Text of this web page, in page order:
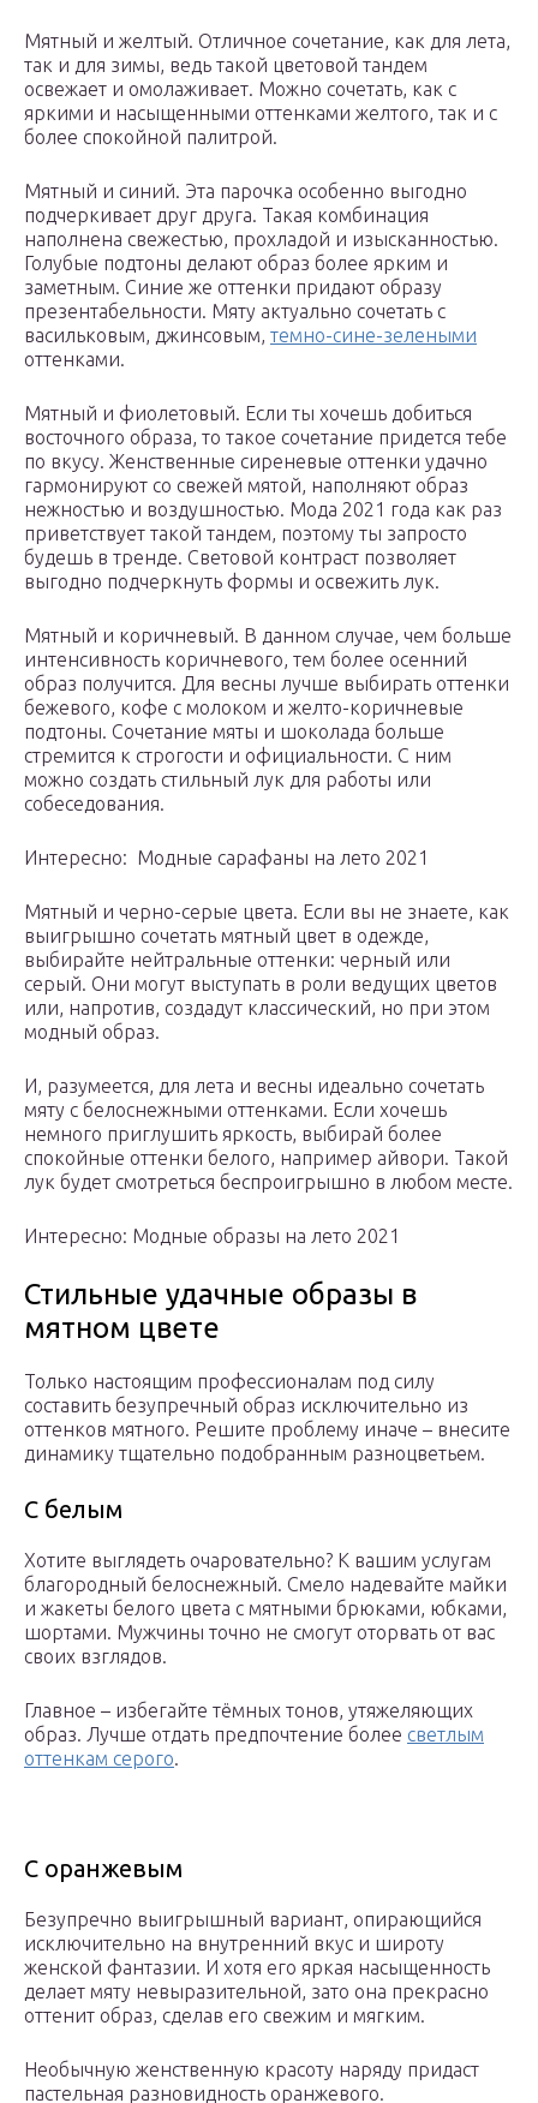
Мятный и желтый. Отличное сочетание, как для лета,
так и для зимы, ведь такой цветовой тандем
освежает и омолаживает. Можно сочетать, как с
яркими и насыщенными оттенками желтого, так и с
более спокойной палитрой.
Мятный и синий. Эта парочка особенно выгодно
подчеркивает друг друга. Такая комбинация
наполнена свежестью, прохладой и изысканностью.
Голубые подтоны делают образ более ярким и
заметным. Синие же оттенки придают образу
презентабельности. Мяту актуально сочетать с
васильковым, джинсовым, темно-сине-зелеными
оттенками.
Мятный и фиолетовый. Если ты хочешь добиться
восточного образа, то такое сочетание придется тебе
по вкусу. Женственные сиреневые оттенки удачно
гармонируют со свежей мятой, наполняют образ
нежностью и воздушностью. Мода 2021 года как раз
приветствует такой тандем, поэтому ты запросто
будешь в тренде. Световой контраст позволяет
выгодно подчеркнуть формы и освежить лук.
Мятный и коричневый. В данном случае, чем больше
интенсивность коричневого, тем более осенний
образ получится. Для весны лучше выбирать оттенки
бежевого, кофе с молоком и желто-коричневые
подтоны. Сочетание мяты и шоколада больше
стремится к строгости и официальности. С ним
можно создать стильный лук для работы или
собеседования.
Интересно: Модные сарафаны на лето 2021
Мятный и черно-серые цвета. Если вы не знаете, как
выигрышно сочетать мятный цвет в одежде,
выбирайте нейтральные оттенки: черный или
серый. Они могут выступать в роли ведущих цветов
или, напротив, создадут классический, но при этом
модный образ.
И, разумеется, для лета и весны идеально сочетать
мяту с белоснежными оттенками. Если хочешь
немного приглушить яркость, выбирай более
спокойные оттенки белого, например айвори. Такой
лук будет смотреться беспроигрышно в любом месте.
Интересно: Модные образы на лето 2021
Стильные удачные образы в
мятном цвете
Только настоящим профессионалам под силу
составить безупречный образ исключительно из
оттенков мятного. Решите проблему иначе – внесите
динамику тщательно подобранным разноцветьем.
С белым
Хотите выглядеть очаровательно? К вашим услугам
благородный белоснежный. Смело надевайте майки
и жакеты белого цвета с мятными брюками, юбками,
шортами. Мужчины точно не смогут оторвать от вас
своих взглядов.
Главное – избегайте тёмных тонов, утяжеляющих
образ. Лучше отдать предпочтение более светлым
оттенкам серого.
С оранжевым
Безупречно выигрышный вариант, опирающийся
исключительно на внутренний вкус и широту
женской фантазии. И хотя его яркая насыщенность
делает мяту невыразительной, зато она прекрасно
оттенит образ, сделав его свежим и мягким.
Необычную женственную красоту наряду придаст
пастельная разновидность оранжевого.